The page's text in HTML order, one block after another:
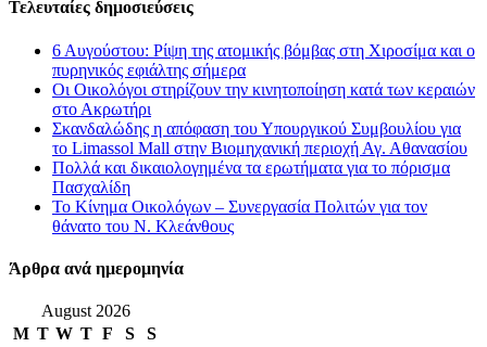
Τελευταίες δημοσιεύσεις
6 Αυγούστου: Ρίψη της ατομικής βόμβας στη Χιροσίμα και ο
πυρηνικός εφιάλτης σήμερα
Οι Οικολόγοι στηρίζουν την κινητοποίηση κατά των κεραιών
στο Ακρωτήρι
Σκανδαλώδης η απόφαση του Υπουργικού Συμβουλίου για
το Limassol Mall στην Βιομηχανική περιοχή Αγ. Αθανασίου
Πολλά και δικαιολογημένα τα ερωτήματα για το πόρισμα
Πασχαλίδη
Το Κίνημα Οικολόγων – Συνεργασία Πολιτών για τον
θάνατο του Ν. Κλεάνθους
Άρθρα ανά ημερομηνία
August 2026
M T W T F S
S